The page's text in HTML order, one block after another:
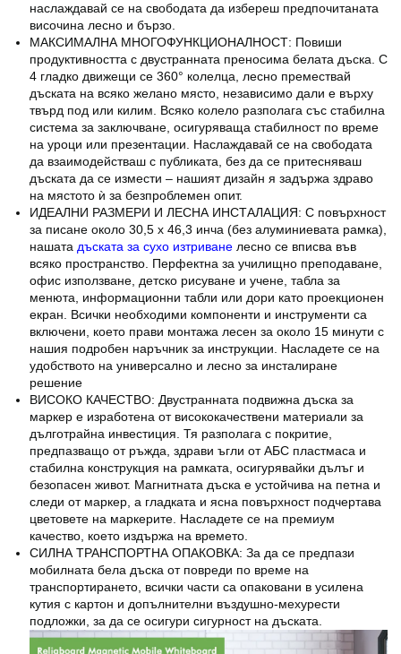
наслаждавай се на свободата да избереш предпочитаната
височина лесно и бързо.
МАКСИМАЛНА МНОГОФУНКЦИОНАЛНОСТ: Повиши
продуктивността с двустранната преносима белата дъска. С
4 гладко движещи се 360° колелца, лесно премествай
дъската на всяко желано място, независимо дали е върху
твърд под или килим. Всяко колело разполага със стабилна
система за заключване, осигуряваща стабилност по време
на уроци или презентации. Наслаждавай се на свободата
да взаимодействаш с публиката, без да се притесняваш
дъската да се измести – нашият дизайн я задържа здраво
на мястото ѝ за безпроблемен опит.
ИДЕАЛНИ РАЗМЕРИ И ЛЕСНА ИНСТАЛАЦИЯ: С повърхност
за писане около 30,5 x 46,3 инча (без алуминиевата рамка),
нашата дъската за сухо изтриване лесно се вписва във
всяко пространство. Перфектна за училищно преподаване,
офис използване, детско рисуване и учене, табла за
менюта, информационни табли или дори като проекционен
екран. Всички необходими компоненти и инструменти са
включени, което прави монтажа лесен за около 15 минути с
нашия подробен наръчник за инструкции. Насладете се на
удобството на универсално и лесно за инсталиране
решение
ВИСОКО КАЧЕСТВО: Двустранната подвижна дъска за
маркер е изработена от висококачествени материали за
дълготрайна инвестиция. Тя разполага с покритие,
предпазващо от ръжда, здрави ъгли от АБС пластмаса и
стабилна конструкция на рамката, осигурявайки дълъг и
безопасен живот. Магнитната дъска е устойчива на петна и
следи от маркер, а гладката и ясна повърхност подчертава
цветовете на маркерите. Насладете се на премиум
качество, което издържа на времето.
СИЛНА ТРАНСПОРТНА ОПАКОВКА: За да се предпази
мобилната бела дъска от повреди по време на
транспортирането, всички части са опаковани в усилена
кутия с картон и допълнителни въздушно-мехурести
подложки, за да се осигури сигурност на дъската.